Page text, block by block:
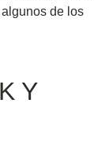
de los
Y